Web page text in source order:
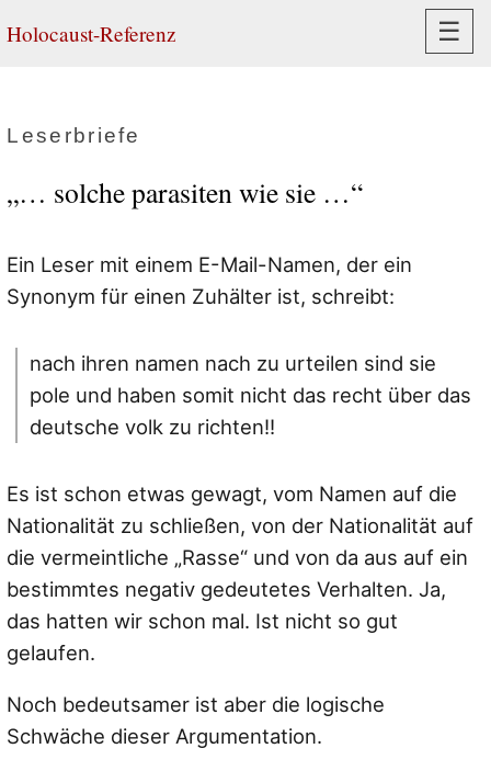
Holocaust-Referenz ☰
Leserbriefe
„… solche parasiten wie sie …“
Ein Leser mit einem E-Mail-Namen, der ein
Synonym für einen Zuhälter ist, schreibt:
nach ihren namen nach zu urteilen sind sie
pole und haben somit nicht das recht über das
deutsche volk zu richten!!
Es ist schon etwas gewagt, vom Namen auf die
Nationalität zu schließen, von der Nationalität auf
die vermeintliche „Rasse“ und von da aus auf ein
bestimmtes negativ gedeutetes Verhalten. Ja,
das hatten wir schon mal. Ist nicht so gut
gelaufen.
Noch bedeutsamer ist aber die logische
Schwäche dieser Argumentation.